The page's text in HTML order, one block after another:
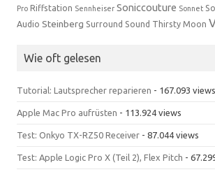
Pro Riffstation Sennheiser Soniccouture Sonnet
Audio Steinberg Surround Sound Thirsty Moon
Wie oft gelesen
Tutorial: Lautsprecher reparieren - 167.093 views
Apple Mac Pro aufrüsten - 113.924 views
Test: Onkyo TX-RZ50 Receiver - 87.044 views
Test: Apple Logic Pro X (Teil 2), Flex Pitch -